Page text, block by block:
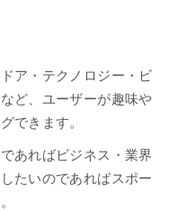
ア・テクノロジー・ビ
ど、ユーザーが趣味や
できます。
あればビジネス・業界
たいのであればスポー